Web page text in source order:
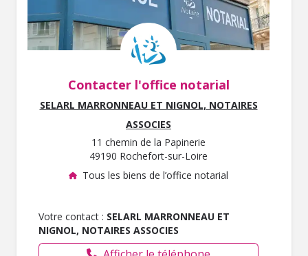
Contacter l'office notarial
SELARL MARRONNEAU ET NIGNOL, NOTAIRES
ASSOCIES
11 chemin de la Papinerie
49190 Rochefort-sur-Loire
Tous les biens de l’office notarial
Votre contact : SELARL MARRONNEAU ET
NIGNOL, NOTAIRES ASSOCIES